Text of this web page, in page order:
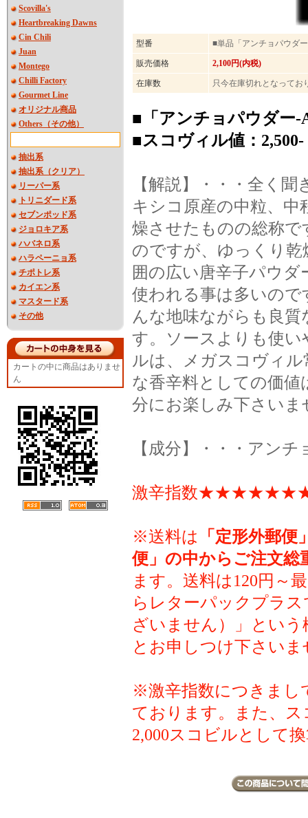
Scovilla's
Heartbreaking Dawns
Cin Chili
Juan
Montego
Chilli Factory
Gourmet Line
オリジナル商品
Others（その他）
抽出系
抽出系（クリア）
リーパー系
トリニダード系
セブンポッド系
ジョロキア系
ハバネロ系
ハラペーニョ系
チポトレ系
カイエン系
マスタード系
その他
カートの中に商品はありませ
ん
型番 ■単品「アンチョパウダ
販売価格 2,100円(内税)
在庫数 只今在庫切れとなってお
■「アンチョパウダー-
■スコヴィル値：2,500-
【解説】・・・全く
キシコ原産の中粒、中
燥させたものの総称
のですが、ゆっくり
囲の広い唐辛子パウ
使われる事は多いの
んな地味ながらも良
す。ソースよりも使い
ルは、メガスコヴィ
な香辛料としての価
分にお楽しみ下さいま
【成分】・・・アン
激辛指数
※送料は
「定形外郵
便」の中からご注文総
ます。送料は120円～
らレターパックプラ
ざいません）」とい
とお申しつけ下さいま
※激辛指数につきまし
ております。また、
2,000スコビルとして